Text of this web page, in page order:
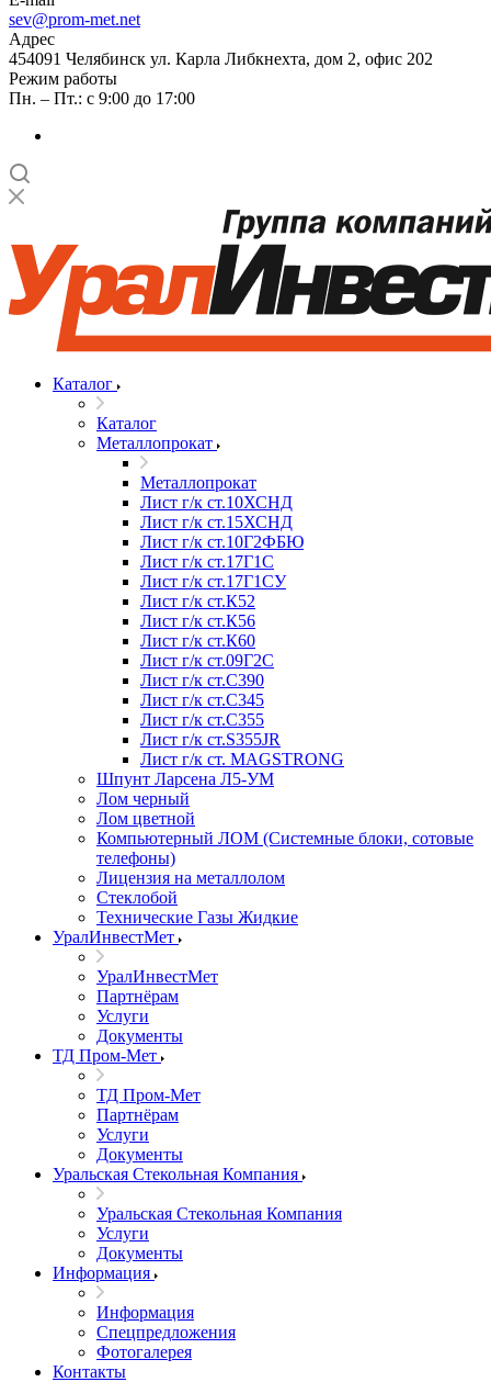
sev@prom-met.net
Адрес
454091 Челябинск ул. Карла Либкнехта, дом 2, офис 202
Режим работы
Пн. – Пт.: с 9:00 до 17:00
Каталог
Каталог
Металлопрокат
Металлопрокат
Лист г/к ст.10ХСНД
Лист г/к ст.15ХСНД
Лист г/к ст.10Г2ФБЮ
Лист г/к ст.17Г1С
Лист г/к ст.17Г1СУ
Лист г/к ст.К52
Лист г/к ст.К56
Лист г/к ст.К60
Лист г/к ст.09Г2С
Лист г/к ст.C390
Лист г/к ст.C345
Лист г/к ст.C355
Лист г/к ст.S355JR
Лист г/к ст. MAGSTRONG
Шпунт Ларсена Л5-УМ
Лом черный
Лом цветной
Компьютерный ЛОМ (Системные блоки, сотовые
телефоны)
Лицензия на металлолом
Стеклобой
Технические Газы Жидкие
УралИнвестМет
УралИнвестМет
Партнёрам
Услуги
Документы
ТД Пром-Мет
ТД Пром-Мет
Партнёрам
Услуги
Документы
Уральская Стекольная Компания
Уральская Стекольная Компания
Услуги
Документы
Информация
Информация
Спецпредложения
Фотогалерея
Контакты